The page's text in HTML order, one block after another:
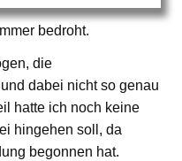
bedroht.
die
dabei nicht so genau
hatte ich noch keine
hingehen soll, da
begonnen hat.